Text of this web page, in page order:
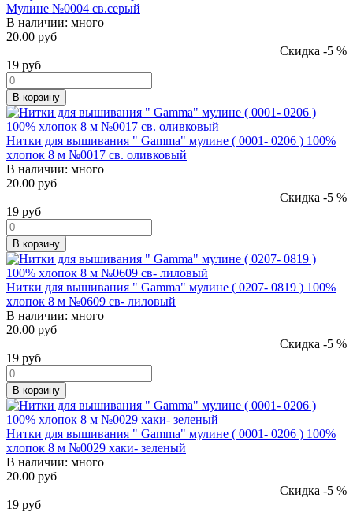
Мулине №0004 св.серый
В наличии: много
20.00 руб
Скидка -5 %
19 руб
В корзину
Нитки для вышивания " Gamma" мулине ( 0001- 0206 ) 100%
хлопок 8 м №0017 св. оливковый
В наличии: много
20.00 руб
Скидка -5 %
19 руб
В корзину
Нитки для вышивания " Gamma" мулине ( 0207- 0819 ) 100%
хлопок 8 м №0609 св- лиловый
В наличии: много
20.00 руб
Скидка -5 %
19 руб
В корзину
Нитки для вышивания " Gamma" мулине ( 0001- 0206 ) 100%
хлопок 8 м №0029 хаки- зеленый
В наличии: много
20.00 руб
Скидка -5 %
19 руб